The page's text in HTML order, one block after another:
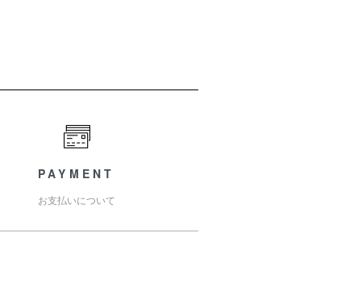
PAYMENT
お支払いについて